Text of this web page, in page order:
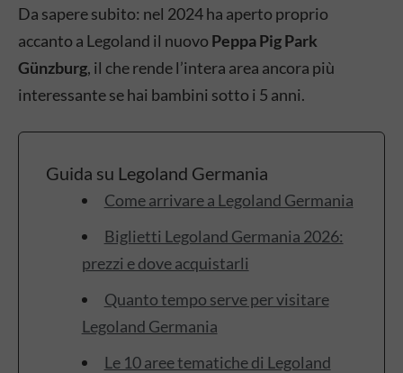
Da sapere subito: nel 2024 ha aperto proprio
accanto a Legoland il nuovo Peppa Pig Park
Günzburg, il che rende l’intera area ancora più
interessante se hai bambini sotto i 5 anni.
Guida su Legoland Germania
Come arrivare a Legoland Germania
Biglietti Legoland Germania 2026:
prezzi e dove acquistarli
Quanto tempo serve per visitare
Legoland Germania
Le 10 aree tematiche di Legoland